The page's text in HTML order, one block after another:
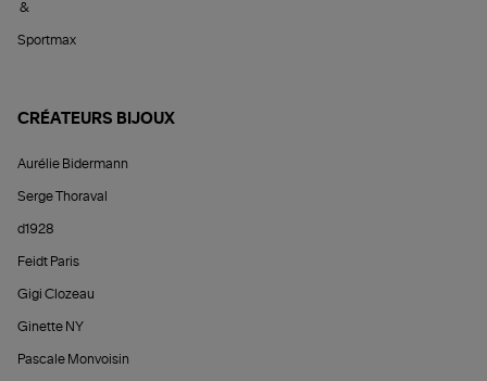
&
Sportmax
CRÉATEURS BIJOUX
Aurélie Bidermann
Serge Thoraval
d1928
Feidt Paris
Gigi Clozeau
Ginette NY
Pascale Monvoisin